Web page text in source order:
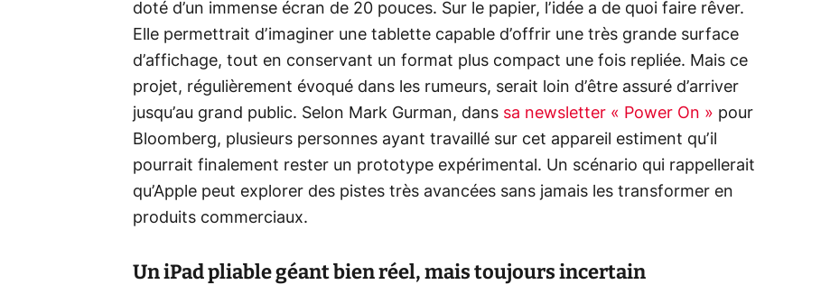
doté d’un immense écran de 20 pouces. Sur le papier, l’idée a de quoi faire rêver.
Elle permettrait d’imaginer une tablette capable d’offrir une très grande surface
d’affichage, tout en conservant un format plus compact une fois repliée. Mais ce
projet, régulièrement évoqué dans les rumeurs, serait loin d’être assuré d’arriver
jusqu’au grand public. Selon Mark Gurman, dans sa newsletter « Power On » pour
Bloomberg, plusieurs personnes ayant travaillé sur cet appareil estiment qu’il
pourrait finalement rester un prototype expérimental. Un scénario qui rappellerait
qu’Apple peut explorer des pistes très avancées sans jamais les transformer en
produits commerciaux.
Un iPad pliable géant bien réel, mais toujours incertain